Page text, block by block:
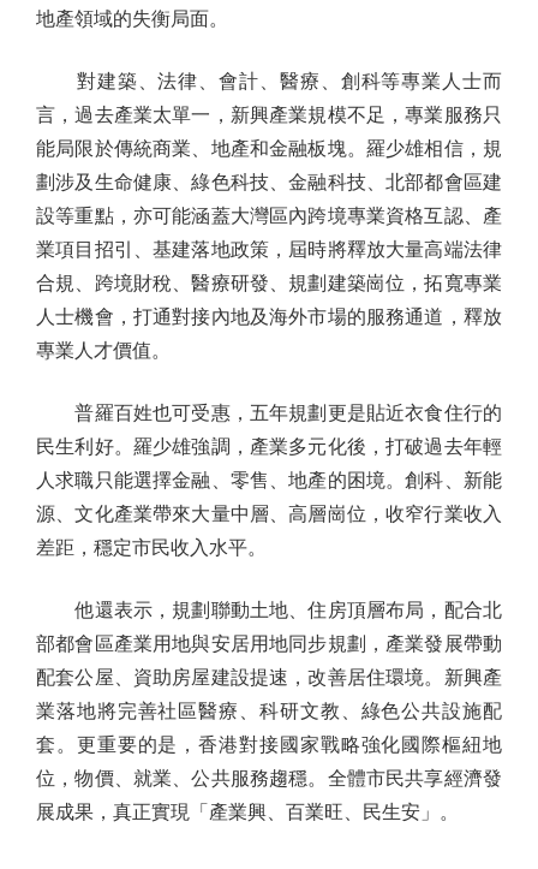
地產領域的失衡局面。
對建築、法律、會計、醫療、創科等專業人士而
言，過去產業太單一，新興產業規模不足，專業服務只
能局限於傳統商業、地產和金融板塊。羅少雄相信，規
劃涉及生命健康、綠色科技、金融科技、北部都會區建
設等重點，亦可能涵蓋大灣區內跨境專業資格互認、產
業項目招引、基建落地政策，屆時將釋放大量高端法律
合規、跨境財稅、醫療研發、規劃建築崗位，拓寬專業
人士機會，打通對接內地及海外市場的服務通道，釋放
專業人才價值。
普羅百姓也可受惠，五年規劃更是貼近衣食住行的
民生利好。羅少雄強調，產業多元化後，打破過去年輕
人求職只能選擇金融、零售、地產的困境。創科、新能
源、文化產業帶來大量中層、高層崗位，收窄行業收入
差距，穩定市民收入水平。
他還表示，規劃聯動土地、住房頂層布局，配合北
部都會區產業用地與安居用地同步規劃，產業發展帶動
配套公屋、資助房屋建設提速，改善居住環境。新興產
業落地將完善社區醫療、科研文教、綠色公共設施配
套。更重要的是，香港對接國家戰略強化國際樞紐地
位，物價、就業、公共服務趨穩。全體市民共享經濟發
展成果，真正實現「產業興、百業旺、民生安」。